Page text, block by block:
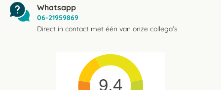
Whatsapp
06-21959869
Direct in contact met één van onze collega's
9.4